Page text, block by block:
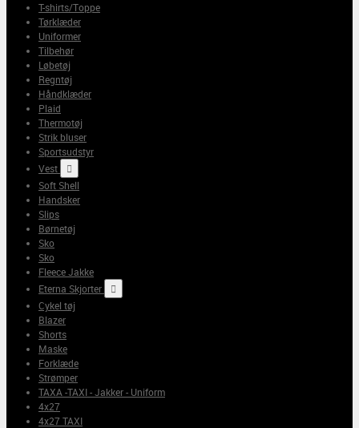
T-shirts/Toppe
Tørklæder
Uniformer
Tilbehør
Løbetøj
Regntøj
Håndklæder
Plaid
Thermotøj
Strik bluser
Sportsudstyr
Vest

Soft Shell
Handsker
Slips
Børnetøj
Sko
Sko
Fleece Jakke
Eterna Skjorter

Cykel tøj
Blazer
Shorts
Maske
Forklæde
Strømper
TAXA -TAXI - Jakker - Uniform
4x27
4x27 TAXI